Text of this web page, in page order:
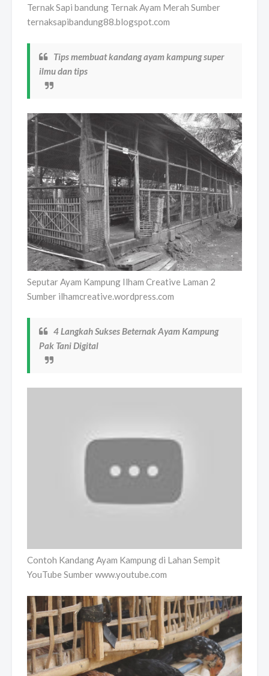
Ternak Sapi bandung Ternak Ayam Merah Sumber
ternaksapibandung88.blogspot.com
Tips membuat kandang ayam kampung super
ilmu dan tips
Seputar Ayam Kampung Ilham Creative Laman 2
Sumber ilhamcreative.wordpress.com
4 Langkah Sukses Beternak Ayam Kampung
Pak Tani Digital
Contoh Kandang Ayam Kampung di Lahan Sempit
YouTube Sumber www.youtube.com